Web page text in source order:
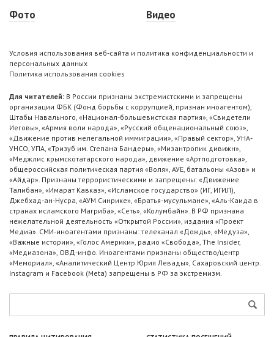
Фото
Видео
Условия использования веб-сайта и политика конфиденциальности и
персональных данных
Политика использования cookies
Для читателей: В России признаны экстремистскими и запрещены
организации ФБК (Фонд борьбы с коррупцией, признан иноагентом),
Штабы Навального, «Национал-большевистская партия», «Свидетели
Иеговы», «Армия воли народа», «Русский общенациональный союз»,
«Движение против нелегальной иммиграции», «Правый сектор», УНА-
УНСО, УПА, «Тризуб им. Степана Бандеры», «Мизантропик дивижн»,
«Меджлис крымскотатарского народа», движение «Артподготовка»,
общероссийская политическая партия «Воля», АУЕ, батальоны «Азов» и
«Айдар». Признаны террористическими и запрещены: «Движение
Талибан», «Имарат Кавказ», «Исламское государство» (ИГ, ИГИЛ),
Джебхад-ан-Нусра, «АУМ Синрике», «Братья-мусульмане», «Аль-Каида в
странах исламского Магриба», «Сеть», «Колумбайн». В РФ признана
нежелательной деятельность «Открытой России», издания «Проект
Медиа». СМИ-иноагентами признаны: телеканал «Дождь», «Медуза»,
«Важные истории», «Голос Америки», радио «Свобода», The Insider,
«Медиазона», ОВД-инфо. Иноагентами признаны общество/центр
«Мемориал», «Аналитический Центр Юрия Левады», Сахаровский центр.
Instagram и Facebook (Metа) запрещены в РФ за экстремизм.